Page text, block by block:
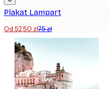
Plakat Lampart
Od 52,50 zł75 zł